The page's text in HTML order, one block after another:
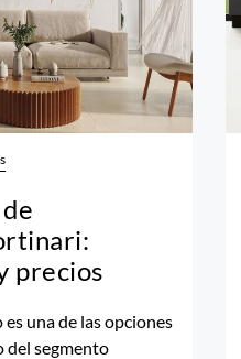
precios
una de las opciones
del segmento